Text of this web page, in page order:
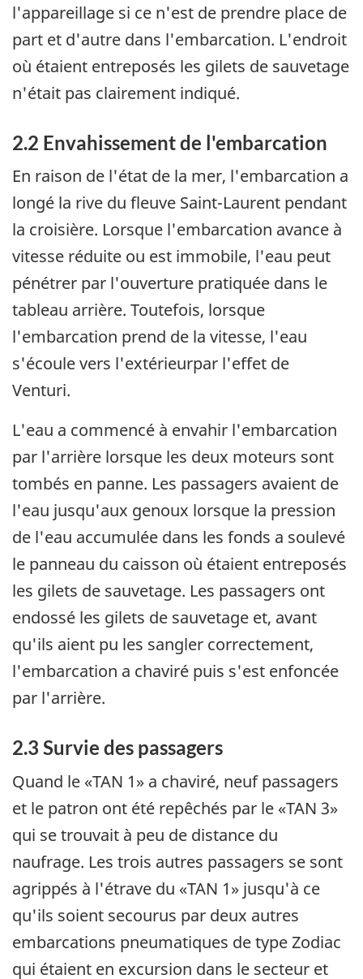
l'appareillage si ce n'est de prendre place de
part et d'autre dans l'embarcation. L'endroit
où étaient entreposés les gilets de sauvetage
n'était pas clairement indiqué.
2.2 Envahissement de l'embarcation
En raison de l'état de la mer, l'embarcation a
longé la rive du fleuve Saint-Laurent pendant
la croisière. Lorsque l'embarcation avance à
vitesse réduite ou est immobile, l'eau peut
pénétrer par l'ouverture pratiquée dans le
tableau arrière. Toutefois, lorsque
l'embarcation prend de la vitesse, l'eau
s'écoule vers l'extérieurpar l'effet de
Venturi.
L'eau a commencé à envahir l'embarcation
par l'arrière lorsque les deux moteurs sont
tombés en panne. Les passagers avaient de
l'eau jusqu'aux genoux lorsque la pression
de l'eau accumulée dans les fonds a soulevé
le panneau du caisson où étaient entreposés
les gilets de sauvetage. Les passagers ont
endossé les gilets de sauvetage et, avant
qu'ils aient pu les sangler correctement,
l'embarcation a chaviré puis s'est enfoncée
par l'arrière.
2.3 Survie des passagers
Quand le «TAN 1» a chaviré, neuf passagers
et le patron ont été repêchés par le «TAN 3»
qui se trouvait à peu de distance du
naufrage. Les trois autres passagers se sont
agrippés à l'étrave du «TAN 1» jusqu'à ce
qu'ils soient secourus par deux autres
embarcations pneumatiques de type Zodiac
qui étaient en excursion dans le secteur et